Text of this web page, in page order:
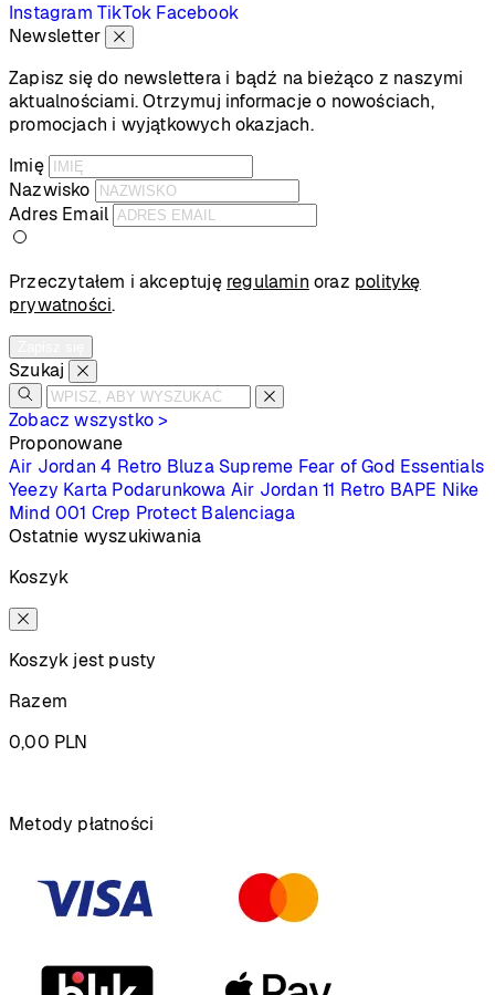
Instagram TikTok Facebook
Newsletter
Zapisz się do newslettera i bądź na bieżąco z naszymi
aktualnościami. Otrzymuj informacje o nowościach,
promocjach i wyjątkowych okazjach.
Imię
Nazwisko
Adres Email
Przeczytałem i akceptuję regulamin oraz politykę
prywatności.
Szukaj
Zobacz wszystko >
Proponowane
Air Jordan 4 Retro Bluza Supreme Fear of God Essentials
Yeezy Karta Podarunkowa Air Jordan 11 Retro BAPE Nike
Mind 001 Crep Protect Balenciaga
Ostatnie wyszukiwania
Koszyk
Koszyk jest pusty
Razem
0,00 PLN
Metody płatności